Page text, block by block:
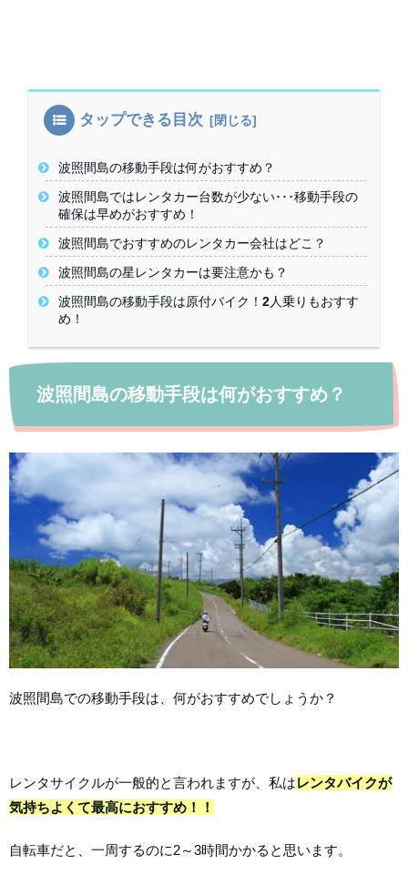
タップできる目次
波照間島の移動手段は何がおすすめ？
波照間島ではレンタカー台数が少ない･･･移動手段の
確保は早めがおすすめ！
波照間島でおすすめのレンタカー会社はどこ？
波照間島の星レンタカーは要注意かも？
波照間島の移動手段は原付バイク！2人乗りもおすす
め！
波照間島の移動手段は何がおすすめ？
波照間島での移動手段は、何がおすすめでしょうか？
レンタサイクルが一般的と言われますが、私はレンタバイクが
気持ちよくて最高におすすめ！！
自転車だと、一周するのに2～3時間かかると思います。